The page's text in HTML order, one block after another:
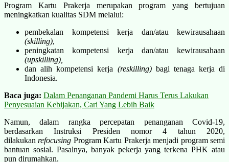
Program Kartu Prakerja merupakan program yang bertujuan
meningkatkan kualitas SDM melalui:
pembekalan kompetensi kerja dan/atau kewirausahaan
(skilling),
peningkatan kompetensi kerja dan/atau kewirausahaan
(upskilling),
dan alih kompetensi kerja (reskilling) bagi tenaga kerja di
Indonesia.
Baca juga: Dalam Penanganan Pandemi Harus Terus Lakukan
Penyesuaian Kebijakan, Cari Yang Lebih Baik
Namun, dalam rangka percepatan penanganan Covid-19,
berdasarkan Instruksi Presiden nomor 4 tahun 2020,
dilakukanrefocusing Program Kartu Prakerja menjadi program semi
bantuan sosial. Pasalnya, banyak pekerja yang terkena PHK atau
pun dirumahkan.